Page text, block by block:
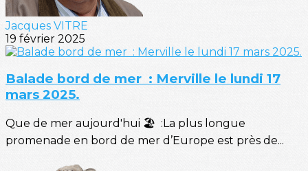
Jacques VITRE
19 février 2025
Balade bord de mer : Merville le lundi 17
mars 2025.
Que de mer aujourd'hui 🏖️ :La plus longue
promenade en bord de mer d’Europe est près de...